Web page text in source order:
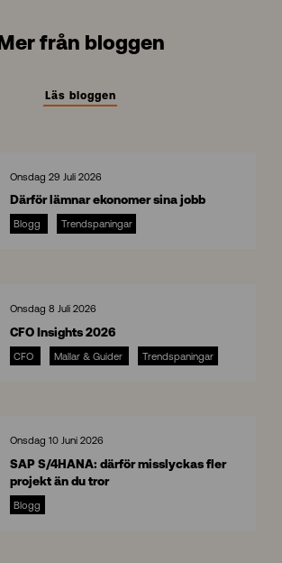
Mer från bloggen
Läs bloggen
Onsdag 29 Juli 2026
Därför lämnar ekonomer sina jobb
Blogg Trendspaningar
Onsdag 8 Juli 2026
CFO Insights 2026
CFO Mallar & Guider Trendspaningar
Onsdag 10 Juni 2026
SAP S/4HANA: därför misslyckas fler
projekt än du tror
Blogg